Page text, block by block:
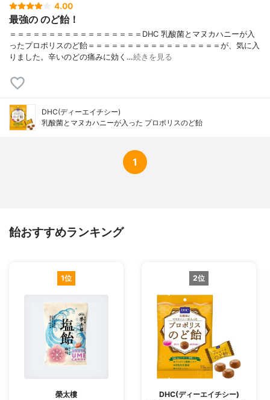
4.00
最強の のど飴！
＝＝＝＝＝＝＝＝＝＝＝＝＝＝＝＝＝DHC 乳酸菌とマヌカハニーが入
ったプロポリスのど飴＝＝＝＝＝＝＝＝＝＝＝＝＝＝＝＝＝が、気に入
りました。辛いのどの痛みに効く…続きを見る
DHC(ディーエイチシー)
乳酸菌とマヌカハニーが入った プロポリスのど飴
1
飴おすすめランキング
1位
榮太樓
2位
DHC(ディーエイチシー)